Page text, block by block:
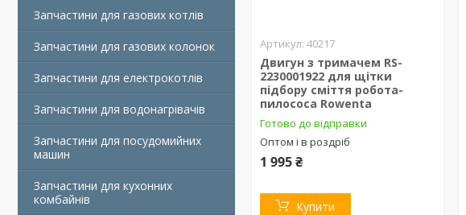
Запчастини для газових котлів
Запчастини для газових колонок
Запчастини для електрокотлів
Запчастини для водонагрівачів
Запчастини для посудомийних
машин
Запчастини для кухонних
комбайнів
40217
Двигун з тримачем RS-
2230001922 для щітки
підбору сміття робота-
пилососа Rowenta
Готово до відправки
Оптом і в роздріб
1 995 ₴
Купити